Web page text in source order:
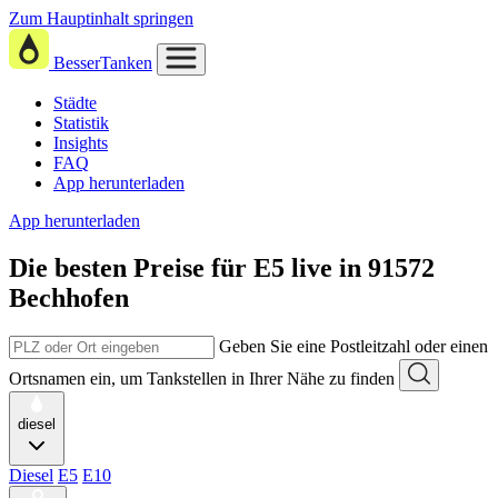
Zum Hauptinhalt springen
BesserTanken
Städte
Statistik
Insights
FAQ
App herunterladen
App herunterladen
Die besten Preise für E5 live in 91572
Bechhofen
Geben Sie eine Postleitzahl oder einen
Ortsnamen ein, um Tankstellen in Ihrer Nähe zu finden
diesel
Diesel E5 E10